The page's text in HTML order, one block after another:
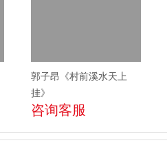
郭子昂《村前溪水天上
挂》
咨询客服